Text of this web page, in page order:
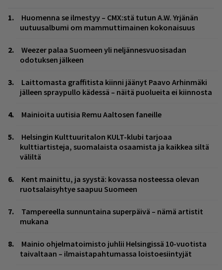
Huomenna se ilmestyy – CMX:stä tutun A.W. Yrjänän
uutuusalbumi om mammuttimainen kokonaisuus
Weezer palaa Suomeen yli neljännesvuosisadan
odotuksen jälkeen
Laittomasta graffitista kiinni jäänyt Paavo Arhinmäki
jälleen spraypullo kädessä – näitä puolueita ei kiinnosta
Mainioita uutisia Remu Aaltosen faneille
Helsingin Kulttuuritalon KULT-klubi tarjoaa
kulttiartisteja, suomalaista osaamista ja kaikkea siltä
väliltä
Kent mainittu, ja syystä: kovassa nosteessa olevan
ruotsalaisyhtye saapuu Suomeen
Tampereella sunnuntaina superpäivä – nämä artistit
mukana
Mainio ohjelmatoimisto juhlii Helsingissä 10-vuotista
taivaltaan – ilmaistapahtumassa loistoesiintyjät